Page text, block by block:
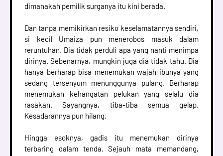
dimanakah pemilik surganya itu kini berada.
Dan tanpa memikirkan resiko keselamatannya sendiri,
si kecil Umaiza pun menerobos masuk dalam
reruntuhan. Dia tidak perduli apa yang nanti menimpa
dirinya. Sebenarnya, mungkin juga dia tidak tahu. Dia
hanya berharap bisa menemukan wajah ibunya yang
sedang tersenyum menunggunya pulang. Berharap
menemukan kehangatan pelukan yang selalu dia
rasakan. Sayangnya, tiba-tiba semua gelap.
Kesadarannya pun hilang.
Hingga esoknya, gadis itu menemukan dirinya
terbaring dalam tenda. Sejauh mata memandang,